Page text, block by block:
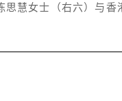
慧女士（右六）与香